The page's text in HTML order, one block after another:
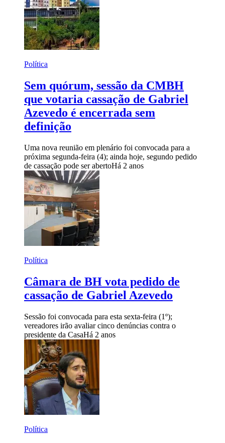
Política
Sem quórum, sessão da CMBH
que votaria cassação de Gabriel
Azevedo é encerrada sem
definição
Uma nova reunião em plenário foi convocada para a
próxima segunda-feira (4); ainda hoje, segundo pedido
de cassação pode ser abertoHá 2 anos
Política
Câmara de BH vota pedido de
cassação de Gabriel Azevedo
Sessão foi convocada para esta sexta-feira (1º);
vereadores irão avaliar cinco denúncias contra o
presidente da CasaHá 2 anos
Política